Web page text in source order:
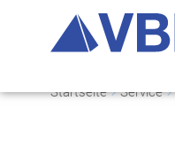
Startseite Service